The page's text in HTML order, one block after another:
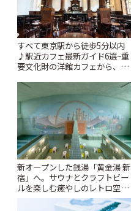
すべて東京駅から徒歩5分以内
♪駅近カフェ最新ガイド6選~重
要文化財の洋館カフェから、改
りっぷ
新オープンした銭湯「黄金湯 新
宿」へ。サウナとクラフトビー
ルを楽しむ癒やしのレトロ空間
| ことりっぷ